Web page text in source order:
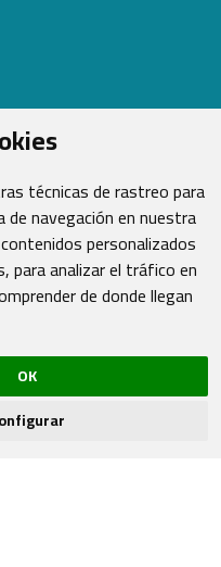
técnicas de rastreo para
de navegación en nuestra
personalizados
para analizar el tráfico en
de donde llegan
OK